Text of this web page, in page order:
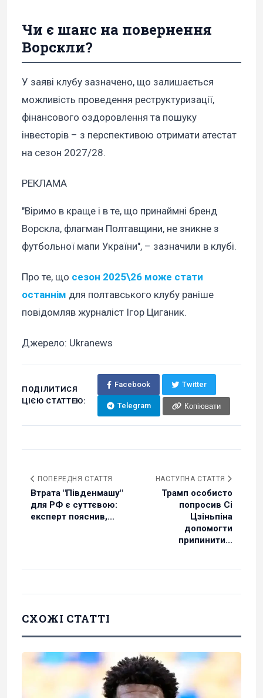
Чи є шанс на повернення
Ворскли?
У заяві клубу зазначено, що залишається
можливість проведення реструктуризації,
фінансового оздоровлення та пошуку
інвесторів – з перспективою отримати атестат
на сезон 2027/28.
РЕКЛАМА
"Віримо в краще і в те, що принаймні бренд
Ворскла, флагман Полтавщини, не зникне з
футбольної мапи України", – зазначили в клубі.
Про те, що сезон 2025\26 може стати
останнім для полтавського клубу раніше
повідомляв журналіст Ігор Циганик.
Джерело: Ukranews
ПОДІЛИТИСЯ
ЦІЄЮ СТАТТЕЮ:
Facebook Twitter
Telegram Копіювати
ПОПЕРЕДНЯ СТАТТЯ
Втрата "Південмашу"
для РФ є суттєвою:
експерт пояснив,...
НАСТУПНА СТАТТЯ
Трамп особисто
попросив Сі
Цзіньпіна
допомогти
припинити...
СХОЖІ СТАТТІ